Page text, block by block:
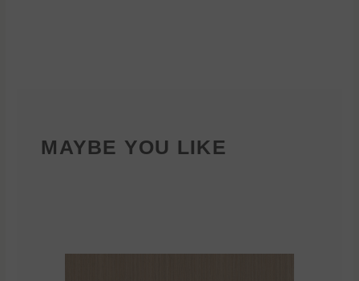
MAYBE YOU LIKE